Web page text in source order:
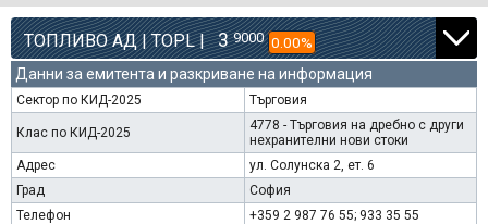
ТОПЛИВО АД | TOPL | 3 9000 0.00%
Данни за емитента и разкриване на информация
Сектор по КИД-2025 Търговия
Клас по КИД-2025
4778 - Търговия на дребно с други
нехранителни нови стоки
Адрес
ул. Солунска 2, ет. 6
Град
София
Телефон
+359 2 987 76 55; 933 35 55